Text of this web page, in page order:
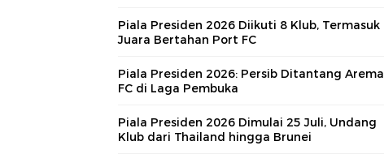
Piala Presiden 2026 Diikuti 8 Klub, Termasuk
Juara Bertahan Port FC
Piala Presiden 2026: Persib Ditantang Arema
FC di Laga Pembuka
Piala Presiden 2026 Dimulai 25 Juli, Undang
Klub dari Thailand hingga Brunei